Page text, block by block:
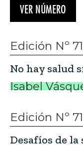
VER NÚMERO
Edición Nº 71
No hay salud
Isabel
Edición Nº 71
Desafíos de